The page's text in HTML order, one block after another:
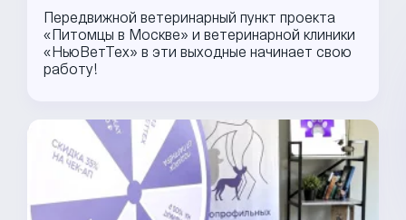
Передвижной ветеринарный пункт проекта
«Питомцы в Москве» и ветеринарной клиники
«НьюВетТех» в эти выходные начинает свою
работу!